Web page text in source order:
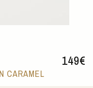
149€
CARAMEL